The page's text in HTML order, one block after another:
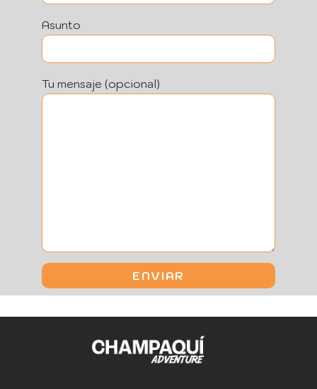
Asunto
Tu mensaje (opcional)